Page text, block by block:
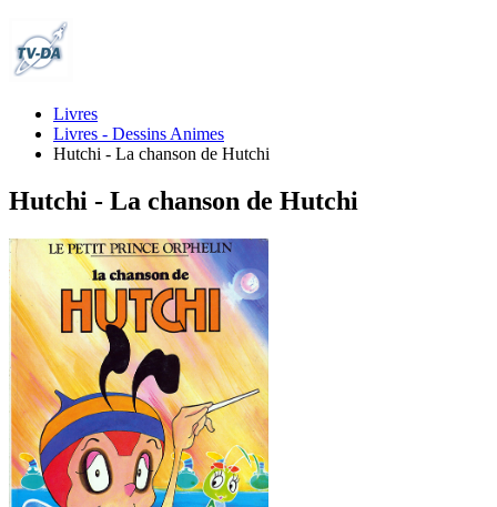
Livres
Livres - Dessins Animes
Hutchi - La chanson de Hutchi
Hutchi - La chanson de Hutchi